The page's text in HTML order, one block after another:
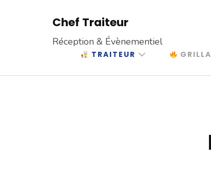
Chef Traiteur
Réception & Évènementiel
TRAITEUR